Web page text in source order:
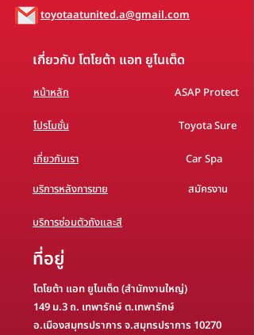
toyotaatunited.a@gmail.com
เกี่ยวกับ โตโยต้า แอท ยูไนเต็ด
หน้าหลัก ASAP Protect
โปรโมชั่น Toyota Sure
เกี่ยวกับเรา
Car Spa
บริการหลังการขาย
สมัครงาน
บริการซ่อมตัวถังและสี
ที่อยู่
โตโยต้า แอท ยูไนเต็ด (สำนักงานใหญ่)
149 ม.3 ถ. เทพารักษ์ ต.เทพารักษ์
อ.เมืองสมุทรปราการ จ.สมุทรปราการ 10270